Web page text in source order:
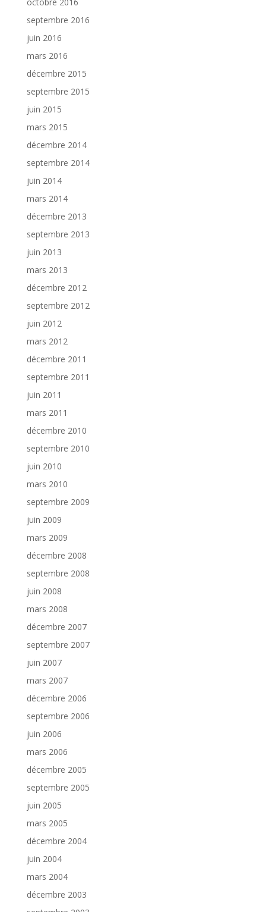
octobre 2016
septembre 2016
juin 2016
mars 2016
décembre 2015
septembre 2015
juin 2015
mars 2015
décembre 2014
septembre 2014
juin 2014
mars 2014
décembre 2013
septembre 2013
juin 2013
mars 2013
décembre 2012
septembre 2012
juin 2012
mars 2012
décembre 2011
septembre 2011
juin 2011
mars 2011
décembre 2010
septembre 2010
juin 2010
mars 2010
septembre 2009
juin 2009
mars 2009
décembre 2008
septembre 2008
juin 2008
mars 2008
décembre 2007
septembre 2007
juin 2007
mars 2007
décembre 2006
septembre 2006
juin 2006
mars 2006
décembre 2005
septembre 2005
juin 2005
mars 2005
décembre 2004
juin 2004
mars 2004
décembre 2003